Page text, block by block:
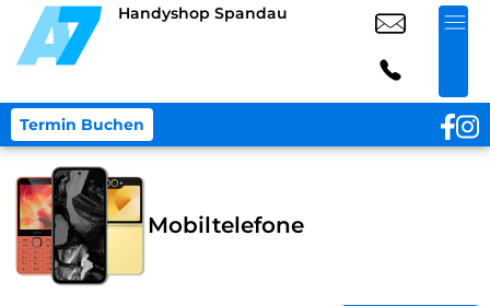
Handyshop Spandau
Termin Buchen
Mobiltelefone